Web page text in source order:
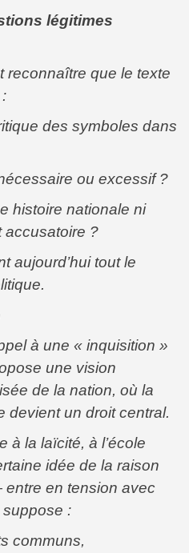
légitimes
reconnaître que le texte
des symboles dans
ou excessif ?
histoire nationale ni
accusatoire ?
aujourd’hui tout le
à une « inquisition »
une vision
de la nation, où la
devient un droit central.
la laïcité, à l’école
idée de la raison
en tension avec
:
communs,